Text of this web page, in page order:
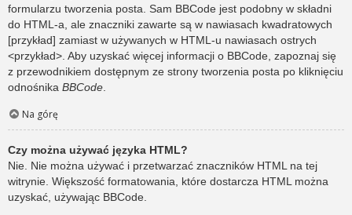
formularzu tworzenia posta. Sam BBCode jest podobny w składni
do HTML-a, ale znaczniki zawarte są w nawiasach kwadratowych
[przykład] zamiast w używanych w HTML-u nawiasach ostrych
<przykład>. Aby uzyskać więcej informacji o BBCode, zapoznaj się
z przewodnikiem dostępnym ze strony tworzenia posta po kliknięciu
odnośnika BBCode
Na górę
Czy można używać języka HTML?
Nie. Nie można używać i przetwarzać znaczników HTML na tej
witrynie. Większość formatowania, które dostarcza HTML można
uzyskać, używając BBCode.